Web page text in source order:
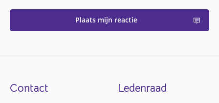
Plaats mijn reactie
Footer
Contact Ledenraad